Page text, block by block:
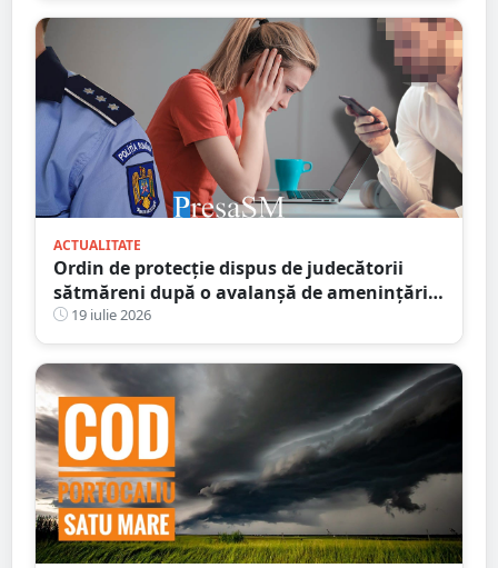
ACTUALITATE
Ordin de protecție dispus de judecătorii
sătmăreni după o avalanșă de amenințări
online. Răzbunarea unui fiu pe amanta
tatălui infidel
19 iulie 2026